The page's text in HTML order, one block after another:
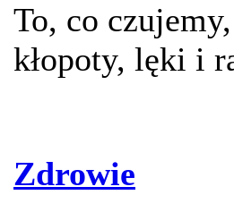
To, co
kłopoty, lęki i
Zdrowie